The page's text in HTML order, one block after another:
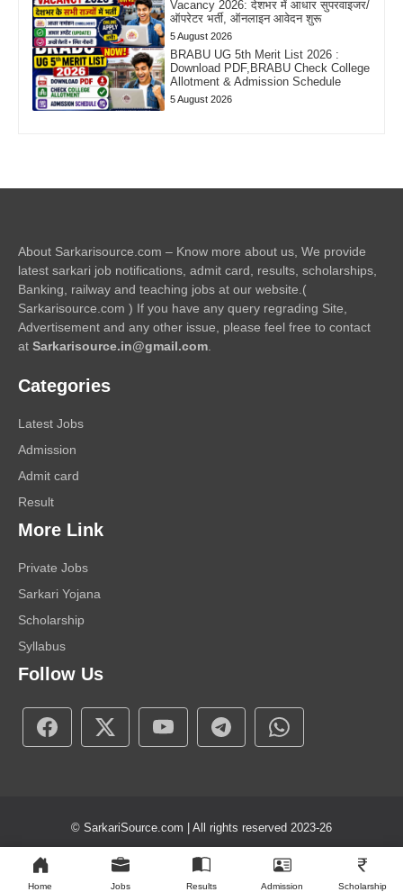
Vacancy 2026: देशभर में आधार सुपरवाइजर/
ऑपरेटर भर्ती, ऑनलाइन आवेदन शुरू
5 August 2026
BRABU UG 5th Merit List 2026 :
Download PDF,BRABU Check College
Allotment & Admission Schedule
5 August 2026
About Sarkarisource.com – Know more about us, We provide
latest sarkari job notifications, admit card, results, scholarships,
Banking, railway and teaching jobs at our website.(
Sarkarisource.com ) If you have any query regrading Site,
Advertisement and any other issue, please feel free to contact
at Sarkarisource.in@gmail.com
Categories
Latest Jobs
Admission
Admit card
Result
More Link
Private Jobs
Sarkari Yojana
Scholarship
Syllabus
Follow Us
© SarkariSource.com | All rights reserved 2023-26
Contact Us Disclaimer Privacy Policy
Home Jobs Results Admission Scholarship